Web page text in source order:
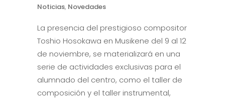
Noticias, Novedades
La presencia del prestigioso compositor
Toshio Hosokawa en Musikene del 9 al 12
de noviembre, se materializará en una
serie de actividades exclusivas para el
alumnado del centro, como el taller de
composición y el taller instrumental,